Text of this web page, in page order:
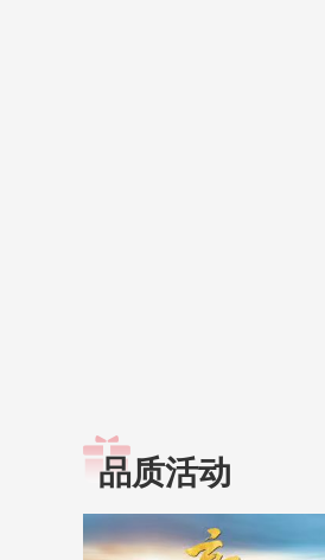
品质活动